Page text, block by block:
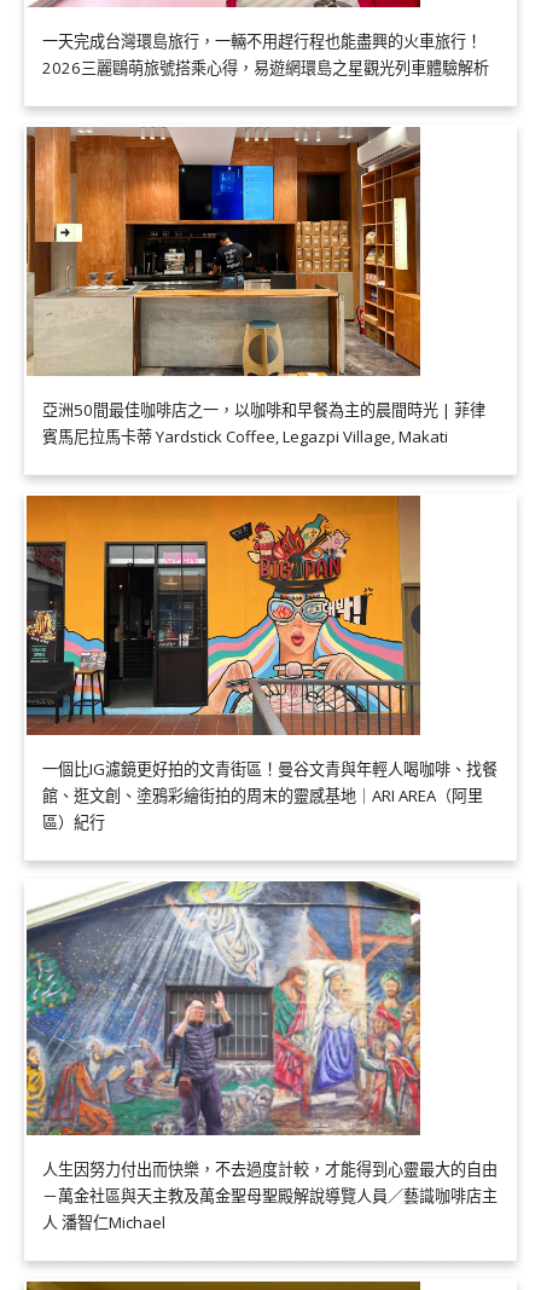
一天完成台灣環島旅行，一輛不用趕行程也能盡興的火車旅行！
2026三麗鷗萌旅號搭乘心得，易遊網環島之星觀光列車體驗解析
亞洲50間最佳咖啡店之一，以咖啡和早餐為主的晨間時光 | 菲律
賓馬尼拉馬卡蒂 Yardstick Coffee, Legazpi Village, Makati
一個比IG濾鏡更好拍的文青街區！曼谷文青與年輕人喝咖啡、找餐
館、逛文創、塗鴉彩繪街拍的周末的靈感基地｜ARI AREA（阿里
區）紀行
人生因努力付出而快樂，不去過度計較，才能得到心靈最大的自由
－萬金社區與天主教及萬金聖母聖殿解說導覽人員／藝識咖啡店主
人 潘智仁Michael